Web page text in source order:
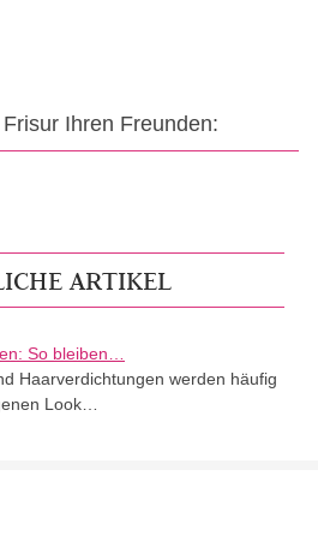
Ihren Freunden:
ARTIKEL
So bleiben…
Haarverdichtungen werden häufig
Look…